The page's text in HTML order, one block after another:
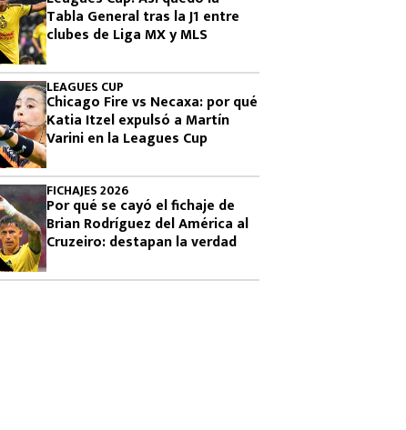
Tabla General tras la J1 entre
clubes de Liga MX y MLS
LEAGUES CUP
Chicago Fire vs Necaxa: por qué
Katia Itzel expulsó a Martín
Varini en la Leagues Cup
FICHAJES 2026
Por qué se cayó el fichaje de
Brian Rodríguez del América al
Cruzeiro: destapan la verdad